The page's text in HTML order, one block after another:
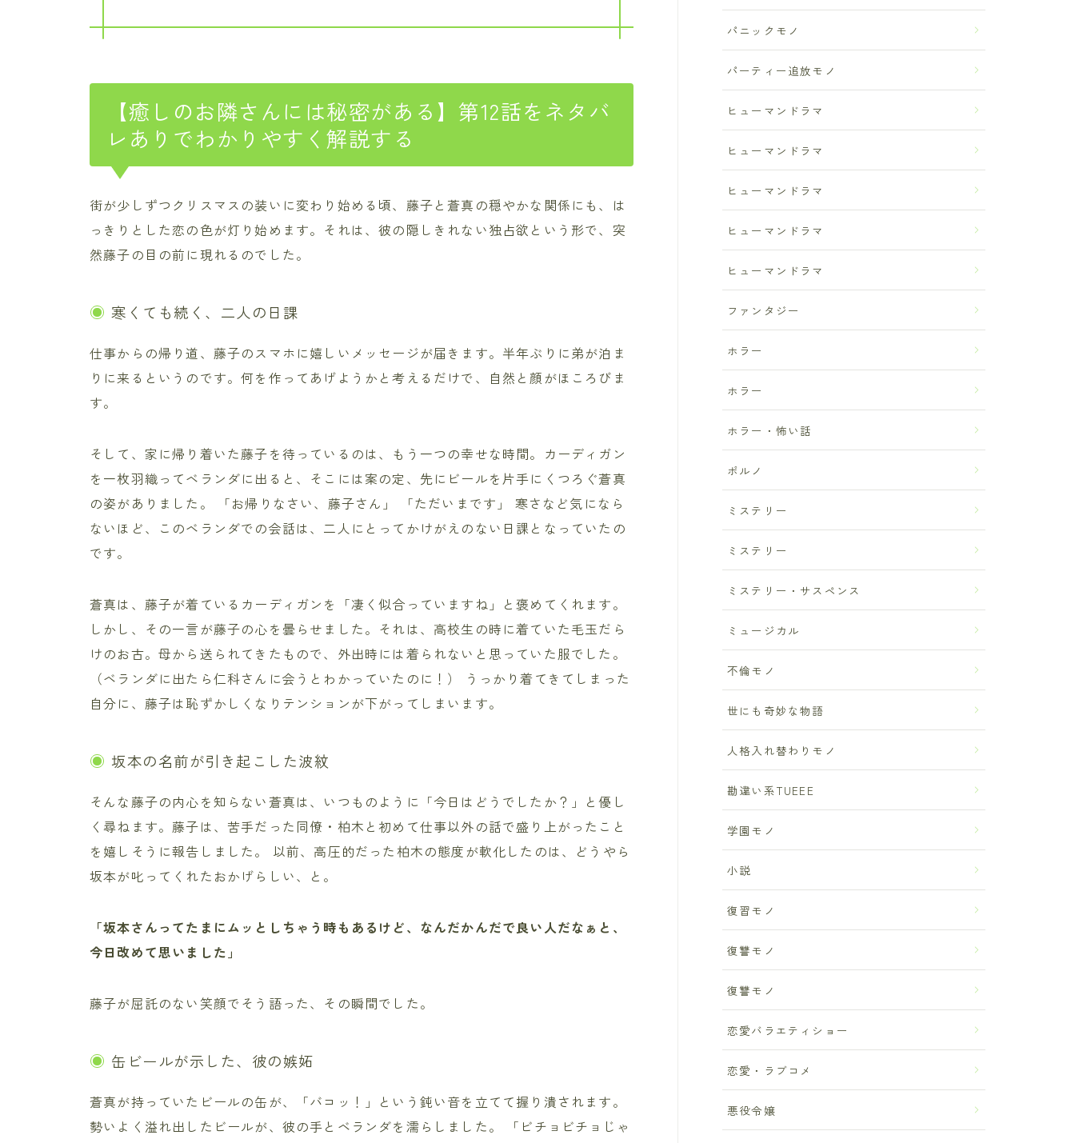
【癒しのお隣さんには秘密がある】第12話をネタバ
レありでわかりやすく解説する
街が少しずつクリスマスの装いに変わり始める頃、藤子と蒼真の穏やかな関係にも、は
っきりとした恋の色が灯り始めます。それは、彼の隠しきれない独占欲という形で、突
然藤子の目の前に現れるのでした。
寒くても続く、二人の日課
仕事からの帰り道、藤子のスマホに嬉しいメッセージが届きます。半年ぶりに弟が泊ま
りに来るというのです。何を作ってあげようかと考えるだけで、自然と顔がほころびま
す。
そして、家に帰り着いた藤子を待っているのは、もう一つの幸せな時間。カーディガン
を一枚羽織ってベランダに出ると、そこには案の定、先にビールを片手にくつろぐ蒼真
の姿がありました。 「お帰りなさい、藤子さん」 「ただいまです」 寒さなど気になら
ないほど、このベランダでの会話は、二人にとってかけがえのない日課となっていたの
です。
蒼真は、藤子が着ているカーディガンを「凄く似合っていますね」と褒めてくれます。
しかし、その一言が藤子の心を曇らせました。それは、高校生の時に着ていた毛玉だら
けのお古。母から送られてきたもので、外出時には着られないと思っていた服でした。
（ベランダに出たら仁科さんに会うとわかっていたのに！） うっかり着てきてしまった
自分に、藤子は恥ずかしくなりテンションが下がってしまいます。
坂本の名前が引き起こした波紋
そんな藤子の内心を知らない蒼真は、いつものように「今日はどうでしたか？」と優し
く尋ねます。藤子は、苦手だった同僚・柏木と初めて仕事以外の話で盛り上がったこと
を嬉しそうに報告しました。 以前、高圧的だった柏木の態度が軟化したのは、どうやら
坂本が叱ってくれたおかげらしい、と。
「坂本さんってたまにムッとしちゃう時もあるけど、なんだかんだで良い人だなぁと、
今日改めて思いました」
藤子が屈託のない笑顔でそう語った、その瞬間でした。
缶ビールが示した、彼の嫉妬
蒼真が持っていたビールの缶が、「バコッ！」という鈍い音を立てて握り潰されます。
勢いよく溢れ出したビールが、彼の手とベランダを濡らしました。 「ビチョビチョじゃ
パニックモノ
パーティー追放モノ
ヒューマンドラマ
ヒューマンドラマ
ヒューマンドラマ
ヒューマンドラマ
ヒューマンドラマ
ファンタジー
ホラー
ホラー
ホラー・怖い話
ポルノ
ミステリー
ミステリー
ミステリー・サスペンス
ミュージカル
不倫モノ
世にも奇妙な物語
人格入れ替わりモノ
勘違い系TUEEE
学園モノ
小説
復習モノ
復讐モノ
復讐モノ
恋愛バラエティショー
恋愛・ラブコメ
悪役令嬢